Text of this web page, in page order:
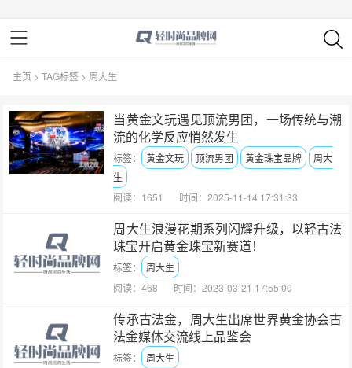
主页 >TAG标签 > 周大生
当黄金文玩遇见顶流男团，一场传统与潮
流的化学反应悄然发生
标签： 黄金文玩 顶流男团 黄金珠宝品牌
周大
生
阅读：1651
时间：2025-11-14 17:31:33
周大生浪漫花期系列闪耀升级，以轻古法
珠宝开启黄金珠宝新赛道！
标签： 周大生
阅读：468
时间：2023-03-21 17:55:00
传承古法金，周大生出席世界黄金协会古
法金媒体交流线上品鉴会
标签： 周大生